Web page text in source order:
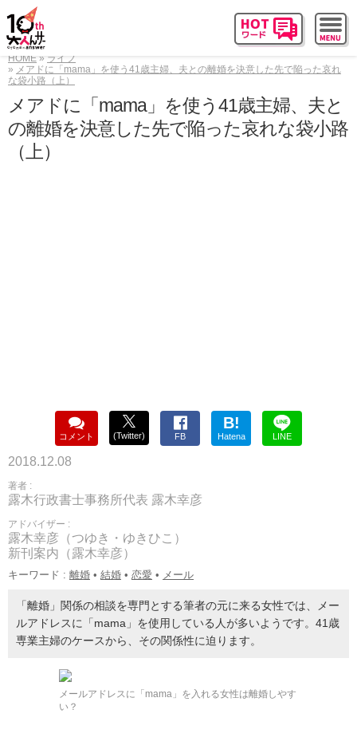
HOME
ライフ
メアドに「mama」を使う41歳主婦、夫との離婚を決意した先で陥った哀れ
な袋小路（上）
メアドに「mama」を使う41歳主婦、夫と
の離婚を決意した先で陥った哀れな袋小路
（上）
コメント (Twitter) FB
B!
Hatena LINE
2018.12.08
著者 :
露木行政書士事務所代表 露木幸彦
アドバイザー :
露木幸彦（つゆき・ゆきひこ）
新刊案内（露木幸彦）
キーワード : 離婚 • 結婚 • 恋愛 • メール
「離婚」関係の相談を専門とする筆者の元に来る女性では、メー
ルアドレスに「mama」を使用している人が多いようです。41歳
専業主婦のケースから、その関係性に迫ります。
メールアドレスに「mama」を入れる女性は離婚しやす
い？